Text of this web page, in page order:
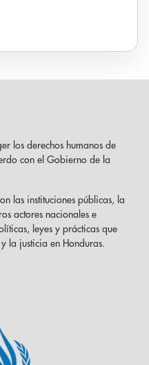
los derechos humanos de
con el Gobierno de la
las instituciones públicas, la
actores nacionales e
leyes y prácticas que
la justicia en Honduras.